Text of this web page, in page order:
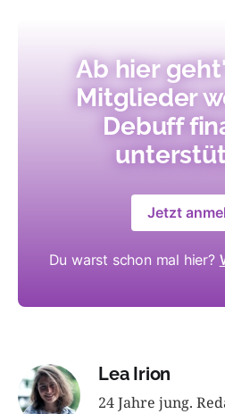
Ab hier
Mitglieder
Debuff
Jetzt
Du warst schon mal hier?
Lea Irion
24 Jahre jung.